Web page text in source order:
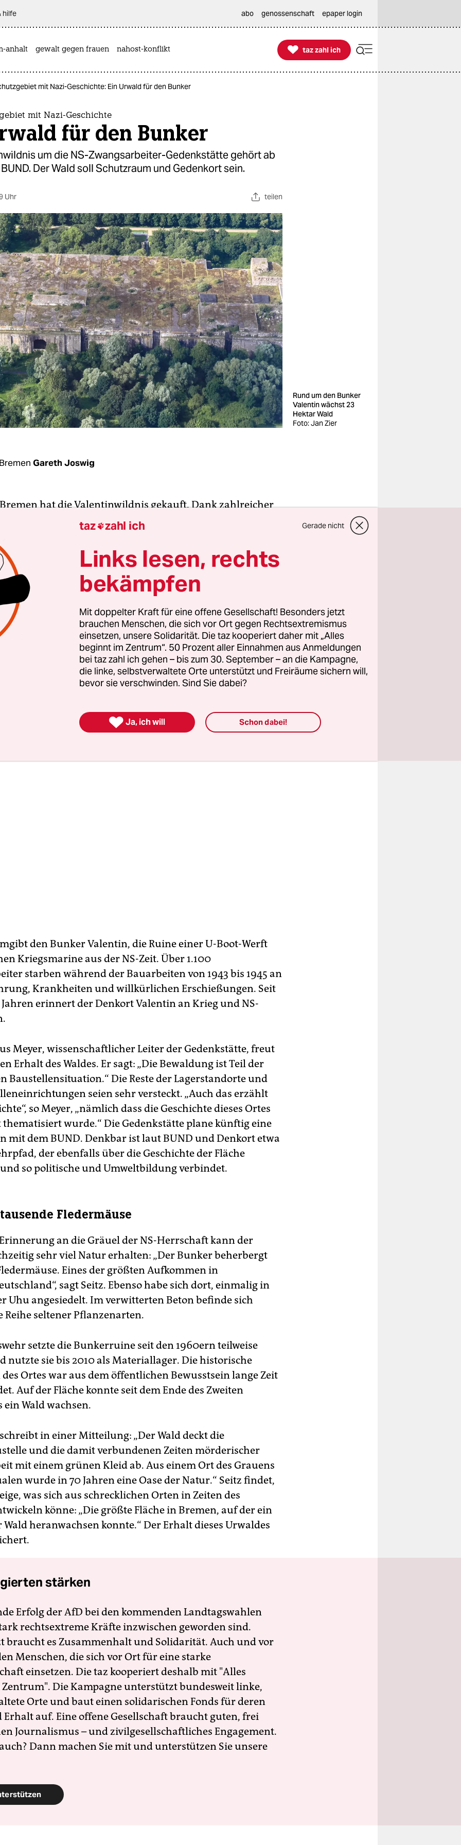
hilfe abo genossenschaft epaper login
anhalt gewalt gegen frauen nahost-konflikt 
taz zahl ich
taz zahl ich
mit Nazi-Geschichte: Ein Urwald für den Bunker
mit Nazi-Geschichte
für den Bunker
um die NS-Zwangsarbeiter-Gedenkstätte gehört ab
Der Wald soll Schutzraum und Gedenkort sein.
Uhr teilen
Rund um den Bunker
Valentin wächst 23
Hektar Wald
Foto: Jan Zier
Gareth Joswig
hat die Valentinwildnis gekauft. Dank zahlreicher
die NaturschützerInnen den Bestand eines 23 Hektar
sichern, der den NS-Betonbunker Valentin in Bremen-
Jahren umwächst. Die für den Kauf notwendigen 23.000
BUND vollständig aus Spenden finanziert. „Es ist die
langjährigen Wunsches“, sagt Joachim Seitz vom
setzen sich seit den Siebzigerjahren
der Valentinwildnis ein.
Wald einfach zu kaufen, stammt dabei nicht vom BUND.
Besitzer, die Bundesanstalt für Immobilien, hatte dem
die Fläche für 30.000 Euro angeboten. Der BUND
Behörde auf 23.000 Euro herunter und benötigte zum
den Offshore-Hafen und die Weservertiefung“, sagt Seitz.
sei, das der Kauf geklappt habe.
den Bunker Valentin, die Ruine einer U-Boot-Werft
Kriegsmarine aus der NS-Zeit. Über 1.100
starben während der Bauarbeiten von 1943 bis 1945 an
Krankheiten und willkürlichen Erschießungen. Seit
erinnert der Denkort Valentin an Krieg und NS-
Meyer, wissenschaftlicher Leiter der Gedenkstätte, freut
Erhalt des Waldes. Er sagt: „Die Bewaldung ist Teil der
Baustellensituation.“ Die Reste der Lagerstandorte und
seien sehr versteckt. „Auch das erzählt
so Meyer, „nämlich dass die Geschichte dieses Ortes
wurde.“ Die Gedenkstätte plane künftig eine
mit dem BUND. Denkbar ist laut BUND und Denkort etwa
der ebenfalls über die Geschichte der Fläche
so politische und Umweltbildung verbindet.
Fledermäuse
an die Gräuel der NS-Herrschaft kann der
sehr viel Natur erhalten: „Der Bunker beherbergt
Eines der größten Aufkommen in
sagt Seitz. Ebenso habe sich dort, einmalig in
Uhu angesiedelt. Im verwitterten Beton befinde sich
Reihe seltener Pflanzenarten.
setzte die Bunkerruine seit den 1960ern teilweise
nutzte sie bis 2010 als Materiallager. Die historische
Ortes war aus dem öffentlichen Bewusstsein lange Zeit
Auf der Fläche konnte seit dem Ende des Zweiten
ein Wald wachsen.
in einer Mitteilung: „Der Wald deckt die
und die damit verbundenen Zeiten mörderischer
mit einem grünen Kleid ab. Aus einem Ort des Grauens
wurde in 70 Jahren eine Oase der Natur.“ Seitz findet,
was sich aus schrecklichen Orten in Zeiten des
könne: „Die größte Fläche in Bremen, auf der ein
heranwachsen konnte.“ Der Erhalt dieses Urwaldes
stärken
Erfolg der AfD bei den kommenden Landtagswahlen
rechtsextreme Kräfte inzwischen geworden sind.
braucht es Zusammenhalt und Solidarität. Auch und vor
Menschen, die sich vor Ort für eine starke
einsetzen. Die taz kooperiert deshalb mit "Alles
Die Kampagne unterstützt bundesweit linke,
Orte und baut einen solidarischen Fonds für deren
Erhalt auf. Eine offene Gesellschaft braucht guten, frei
Journalismus – und zivilgesellschaftliches Engagement.
Dann machen Sie mit und unterstützen Sie unsere
taz zahl ich Gerade nicht
Links lesen, rechts
bekämpfen
Mit doppelter Kraft für eine offene Gesellschaft! Besonders jetzt
brauchen Menschen, die sich vor Ort gegen Rechtsextremismus
einsetzen, unsere Solidarität. Die taz kooperiert daher mit „Alles
beginnt im Zentrum“. 50 Prozent aller Einnahmen aus Anmeldungen
bei taz zahl ich gehen – bis zum 30. September – an die Kampagne,
die linke, selbstverwaltete Orte unterstützt und Freiräume sichern will,
bevor sie verschwinden. Sind Sie dabei?
 Ja, ich will Schon dabei!